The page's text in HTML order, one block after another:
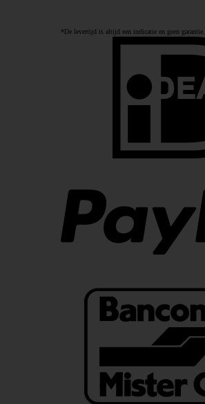
*De levertijd is altijd een indicatie en geen garantie.